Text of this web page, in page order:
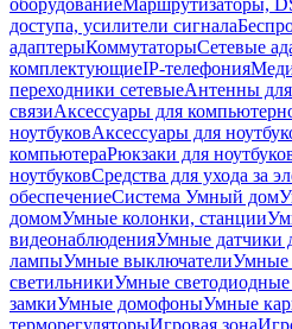
оборудованиеМаршрутизаторы,
доступа, усилители сигнала
адаптерыКоммутаторыСетевые
комплектующиеIP-телефония
переходники сетевыеАнтенны
связиАксессуары для
ноутбуковАксессуары для
компьютераРюкзаки для
ноутбуковСредства для ухода за
обеспечениеСистема Умный дом
домомУмные колонки, станции
видеонаблюденияУмные датчики
лампыУмные выключателиУмные
светильникиУмные
замкиУмные домофоныУмные
терморегуляторыИгровая зона